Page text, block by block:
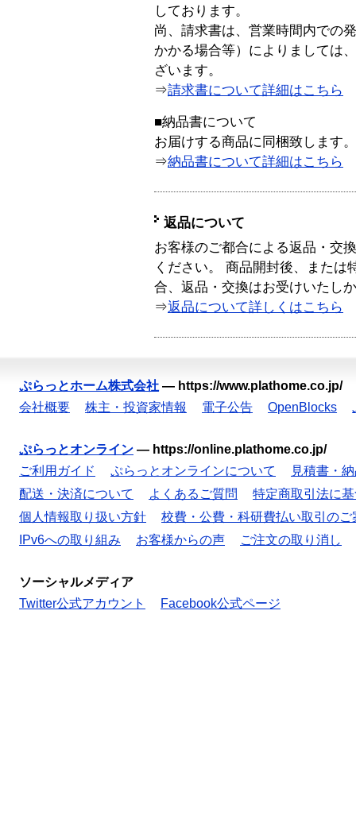
しております。
尚、請求書は、営業時間内での
かかる場合等）によりましては
ざいます。
⇒請求書について詳細はこちら
■納品書について
お届けする商品に同梱致します。
⇒納品書について詳細はこちら
返品について
お客様のご都合による返品・交
ください。 商品開封後、または
合、返品・交換はお受けいたし
⇒返品について詳しくはこちら
ぷらっとホーム株式会社 — https://www.plathome.co.jp/
会社概要
株主・投資家情報 電子公告 OpenBlocks
ぷらっとオンライン — https://online.plathome.co.jp/
ご利用ガイド
ぷらっとオンラインについて
見積書・
配送・決済について
よくあるご質問
特定商取引法に
個人情報取り扱い方針
校費・公費・科研費払い取引のご
IPv6への取り組み
お客様からの声 ご注文の取り消し
ソーシャルメディア
Twitter公式アカウント
Facebook公式ページ